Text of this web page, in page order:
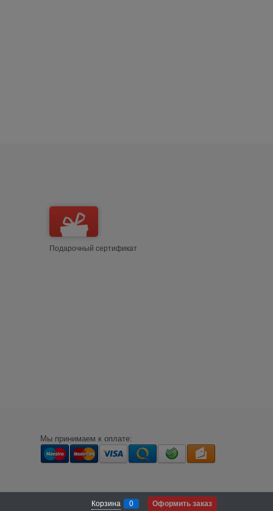
Подарочный сертификат
Мы принимаем к оплате:
Корзина 0 Оформить заказ